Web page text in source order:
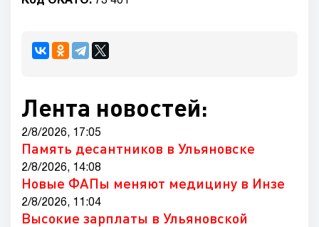
Лента новостей:
2/8/2026, 17:05
Память десантников в Ульяновске
2/8/2026, 14:08
Новые ФАПы меняют медицину в Инзе
2/8/2026, 11:04
Высокие зарплаты в Ульяновской